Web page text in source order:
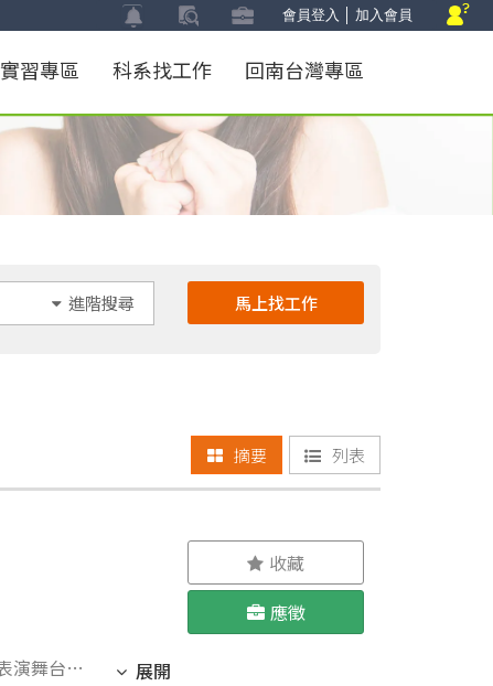
會員登入 加入會員
實習專區 科系找工作 回南台灣專區
馬上找工作
進階搜尋
列表
摘要
展開
收藏
應徵